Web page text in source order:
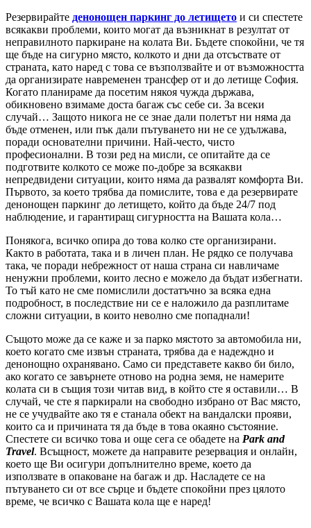
Резервирайте денонощен паркинг до летището и си спестете
всякакви проблеми, които могат да възникнат в резултат от
неправилното паркиране на колата Ви. Бъдете спокойни, че тя
ще бъде на сигурно място, колкото и дни да отсъствате от
страната, като наред с това се възползвайте и от възможността
да организирате навременен трансфер от и до летище София.
Когато планираме да посетим някоя чужда държава,
обикновено взимаме доста багаж със себе си. За всеки
случай… Защото никога не се знае дали полетът ни няма да
бъде отменен, или пък дали пътуването ни не се удължава,
поради основателни причини. Най-често, чисто
професионални. В този ред на мисли, се опитайте да се
подготвите колкото се може по-добре за всякакви
непредвидени ситуации, които няма да развалят комфорта Ви.
Първото, за което трябва да помислите, това е да резервирате
денонощен паркинг до летището, който да бъде 24/7 под
наблюдение, и гарантиращ сигурността на Вашата кола…
Понякога, всичко опира до това колко сте организирани.
Както в работата, така и в личен план. Не рядко се получава
така, че поради небрежност от наша страна си навличаме
ненужни проблеми, които лесно е можело да бъдат избегнати.
То тъй като не сме помислили достатъчно за всяка една
подробност, в последствие ни се е наложило да разплитаме
сложни ситуации, в които неволно сме попаднали!
Същото може да се каже и за парко мястото за автомобила ни,
което когато сме извън страната, трябва да е надеждно и
денонощно охранявано. Само си представете какво би било,
ако когато се завърнете отново на родна земя, не намерите
колата си в същия този читав вид, в който сте я оставили… В
случай, че сте я паркирали на свободно избрано от Вас място,
не се учудвайте ако тя е станала обект на вандалски прояви,
които са и причината тя да бъде в това окаяно състояние.
Спестете си всичко това и още сега се обадете на Park and
Travel. Всъщност, можете да направите резервация и онлайн,
което ще Ви осигури допълнително време, което да
използвате в опаковане на багаж и др. Насладете се на
пътуването си от все сърце и бъдете спокойни през цялото
време, че всичко с Вашата кола ще е наред!